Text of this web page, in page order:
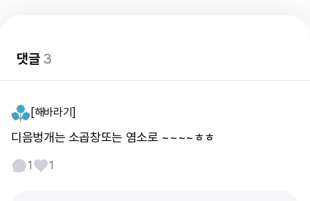
댓글3
[해바라기]
디음벙개는 소곱창또는 염소로 ~~~~ㅎㅎ
1 1